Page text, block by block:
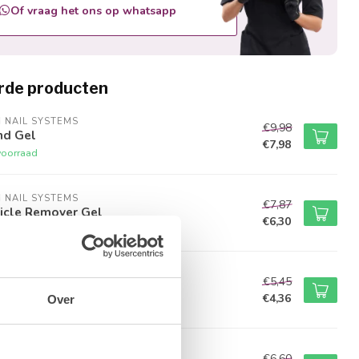
Over
Of vraag het ons op whatsapp
producten
NAIL SYSTEMS
Gel
€9,98
€7,98
NAIL SYSTEMS
Remover Gel
€7,87
€6,30
NAIL SYSTEMS
€5,45
€4,36